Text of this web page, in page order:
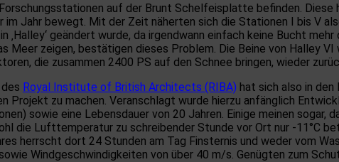
auf der Brunt Schelfeisplatte befinden. Diese
Jahr bewegt. Mit der Zeit näherten sich die Stationen I bis V
in ‚Halley‘ geändert wurde, da irgendwann einfach keine Bucht
Meer zeigen, bestätigen dieses Problem. Die Beine von Halley
die zusammen 2400 PS auf den Schnee bringen, wieder
Royal Institute of British Architects (RIBA) hat sich also in
Projekt zu machen. Veranschlagt wurde hierzu anfänglich
sowie eine Lebensdauer von 20 Jahren. Einige meinen
die Lufttemperatur zu schreibender Stunde vor Ort nur -11°C
herrscht dort 24 Stunden am Tag Finsternis und weder vom
Windgeschwindigkeiten von über 40 m/s. Genügten zum